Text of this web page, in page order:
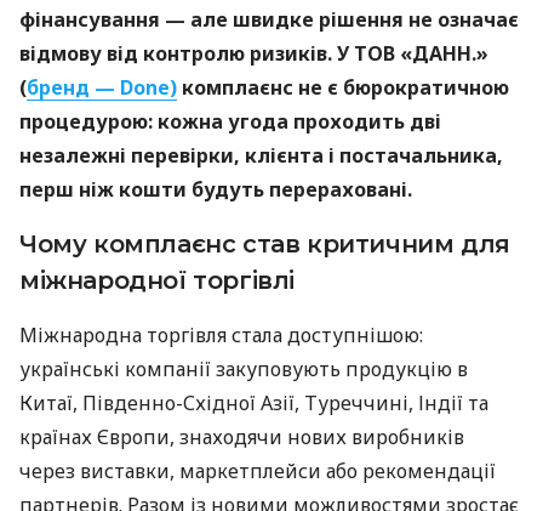
фінансування — але швидке рішення не означає
відмову від контролю ризиків. У ТОВ «ДАНН.»
(бренд — Done) комплаєнс не є бюрократичною
процедурою: кожна угода проходить дві
незалежні перевірки, клієнта і постачальника,
перш ніж кошти будуть перераховані.
Чому комплаєнс став критичним для
міжнародної торгівлі
Міжнародна торгівля стала доступнішою:
українські компанії закуповують продукцію в
Китаї, Південно-Східної Азії, Туреччині, Індії та
країнах Європи, знаходячи нових виробників
через виставки, маркетплейси або рекомендації
партнерів. Разом із новими можливостями зростає